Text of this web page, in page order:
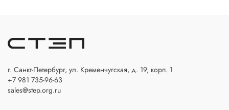
г. Санкт-Петербург, ул. Кременчугская, д. 19, корп. 1
+7 981 735-96-63
sales@step.org.ru